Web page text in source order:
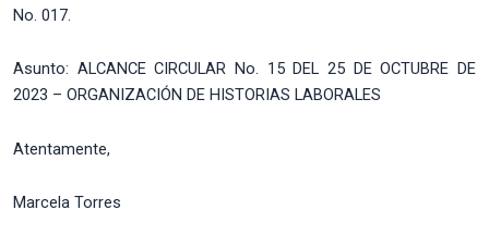
No. 017.
Asunto: ALCANCE CIRCULAR No. 15 DEL 25 DE OCTUBRE DE
2023 – ORGANIZACIÓN DE HISTORIAS LABORALES
Atentamente,
Marcela Torres